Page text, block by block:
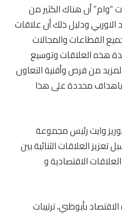
“وام” أن هناك الكثير من
الاوربي ودليل ذلك أن علاقات
القطاعات والمجالات
هذه العلاقات وتوسيع
من فرص وأقنية التعاون
باهداف محددة على هذا
وايت رئيس مجموعة
تعزيز العلاقات الثنائية بين
الاقتصادية و
بأبوظبي، ترتيبات